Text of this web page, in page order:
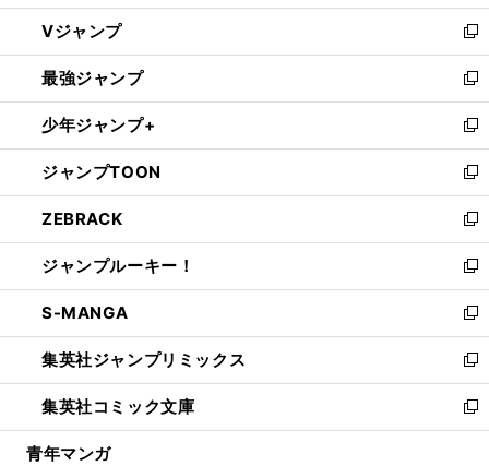
ウ
ィ
ン
ド
ウ
で
開
く
し
い
ウ
ィ
ン
ド
ウ
で
開
く
Vジャンプ
新
し
い
ウ
ィ
ン
ド
ウ
で
開
く
最強ジャンプ
新
し
い
ウ
ィ
ン
ド
ウ
で
開
く
少年ジャンプ+
新
し
い
ウ
ィ
ン
ド
ウ
で
開
く
ジャンプTOON
新
し
い
ウ
ィ
ン
ド
ウ
で
開
く
ZEBRACK
新
し
い
ウ
ィ
ン
ド
ウ
で
開
ジャンプルーキー！
新
し
い
ウ
ィ
ン
ド
ウ
S-MANGA
新
し
い
ウ
ィ
ン
集英社ジャンプリミックス
新
し
い
ウ
集英社コミック文庫
新
し
青年マンガ